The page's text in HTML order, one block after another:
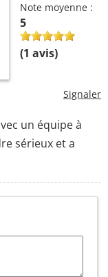
Note moyenne :
5
(1 avis)
Signaler
un équipe à
sérieux et a